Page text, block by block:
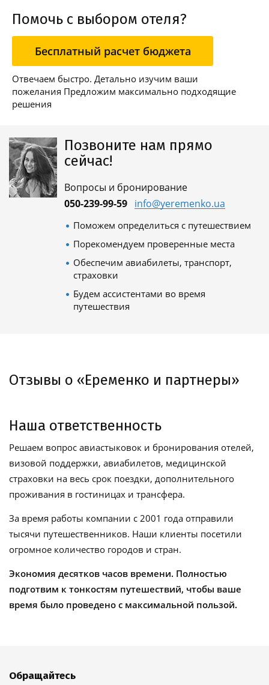
Помочь с выбором отеля?
Бесплатный расчет бюджета
Отвечаем быстро. Детально изучим ваши
пожелания Предложим максимально подходящие
решения
Позвоните нам прямо
сейчас!
Вопросы и бронирование
050-239-99-59 info@yeremenko.ua
Поможем определиться с путешествием
Порекомендуем проверенные места
Обеспечим авиабилеты, транспорт,
страховки
Будем ассистентами во время
путешествия
Отзывы о «Еременко и партнеры»
Наша ответственность
Решаем вопрос авиастыковок и бронирования отелей,
визовой поддержки, авиабилетов, медицинской
страховки на весь срок поездки, дополнительного
проживания в гостиницах и трансфера.
За время работы компании с 2001 года отправили
тысячи путешественников. Наши клиенты посетили
огромное количество городов и стран.
Экономия десятков часов времени. Полностью
подготвим к тонкостям путешествий, чтобы ваше
время было проведено с максимальной пользой.
Обращайтесь